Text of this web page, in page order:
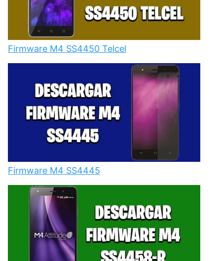
Firmware M4 SS4450 Telcel
Firmware M4 SS4445